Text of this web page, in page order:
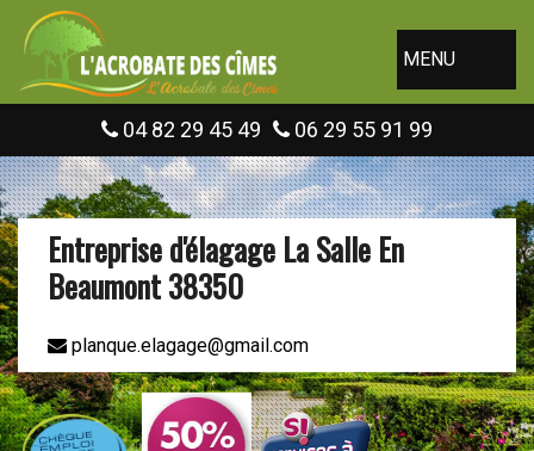
MENU
04 82 29 45 49 06 29 55 91 99
Entreprise d'élagage La Salle En
Beaumont 38350
planque.elagage@gmail.com